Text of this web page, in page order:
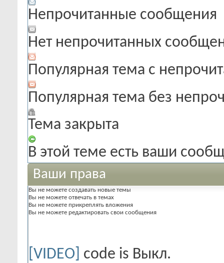
Непрочитанные сообщения
Нет непрочитанных
Популярная тема с
Популярная тема без
Тема закрыта
В этой теме есть ваши
Ваши права
Вы не можете создавать новые темы
Вы не можете отвечать в темах
Вы не можете прикреплять вложения
Вы не можете редактировать свои сообщения
[VIDEO] code is Выкл.